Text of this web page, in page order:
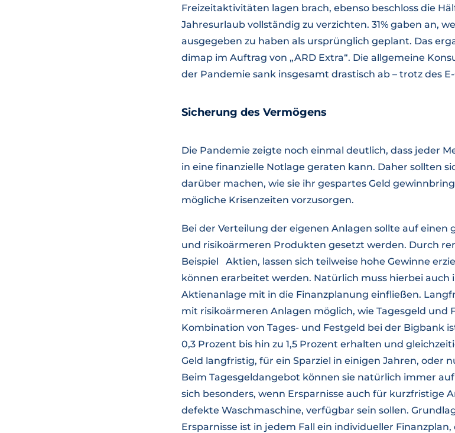
Freizeitaktivitäten lagen brach, ebenso beschloss die
Jahresurlaub vollständig zu verzichten. 31% gaben an,
ausgegeben zu haben als ursprünglich geplant. Das
dimap im Auftrag von „ARD Extra“. Die allgemeine
der Pandemie sank insgesamt drastisch ab – trotz des
Sicherung des Vermögens
Die Pandemie zeigte noch einmal deutlich, dass jeder
in eine finanzielle Notlage geraten kann. Daher sollten
darüber machen, wie sie ihr gespartes Geld
mögliche Krisenzeiten vorzusorgen.
Bei der Verteilung der eigenen Anlagen sollte auf einen
und risikoärmeren Produkten gesetzt werden. Durch
Beispiel Aktien, lassen sich teilweise hohe Gewinne
können erarbeitet werden. Natürlich muss hierbei auch
Aktienanlage mit in die Finanzplanung einfließen.
mit risikoärmeren Anlagen möglich, wie Tagesgeld und
Kombination von Tages- und Festgeld bei der Bigbank
0,3 Prozent bis hin zu 1,5 Prozent erhalten und
Geld langfristig, für ein Sparziel in einigen Jahren, oder
Beim Tagesgeldangebot können sie natürlich immer
sich besonders, wenn Ersparnisse auch für kurzfristige
defekte Waschmaschine, verfügbar sein sollen.
Ersparnisse ist in jedem Fall ein individueller